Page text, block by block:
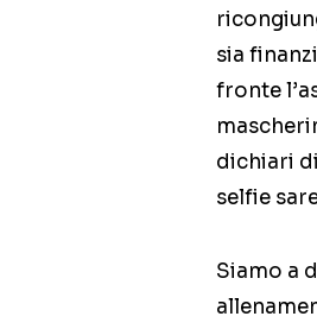
sia
fronte
dichiari
selfie
Siamo a